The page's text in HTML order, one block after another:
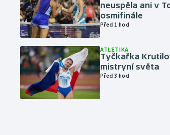
neuspěla ani v
osmifinále
Před 1 hod
ATLETIKA
Tyčkařka
mistryní světa
Před 3 hod